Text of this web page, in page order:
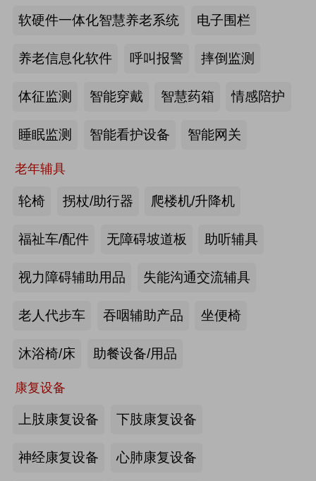
软硬件一体化智慧养老系统 电子围栏
养老信息化软件 呼叫报警 摔倒监测
体征监测 智能穿戴 智慧药箱 情感陪护
睡眠监测 智能看护设备 智能网关
老年辅具
轮椅 拐杖/助行器 爬楼机/升降机
福祉车/配件 无障碍坡道板 助听辅具
视力障碍辅助用品 失能沟通交流辅具
老人代步车 吞咽辅助产品 坐便椅
沐浴椅/床 助餐设备/用品
康复设备
上肢康复设备 下肢康复设备
神经康复设备 心肺康复设备
施数量已达39.6万个
来源:中国新闻网
展千人老年脑健康专项关爱活动
来源:养老福祉圈 2026-07-13
焕新银发日常 虹桥镇持续推进老年
友好社区建设工作
未来医养 · 智建绿康——中国医养融
来源:注册会员
海量养老行业资源